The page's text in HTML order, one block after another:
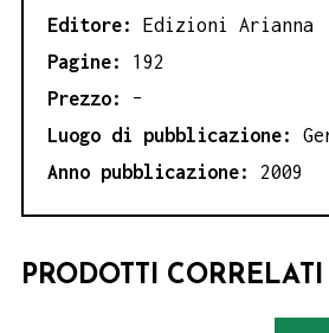
Editore: Edizioni Arianna
Pagine: 192
Prezzo: –
Luogo di pubblicazione:
Anno pubblicazione: 2009
PRODOTTI CORRELATI